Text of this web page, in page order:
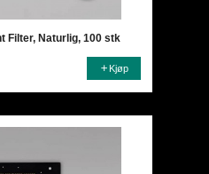
Filter, Naturlig, 100 stk
Kjøp